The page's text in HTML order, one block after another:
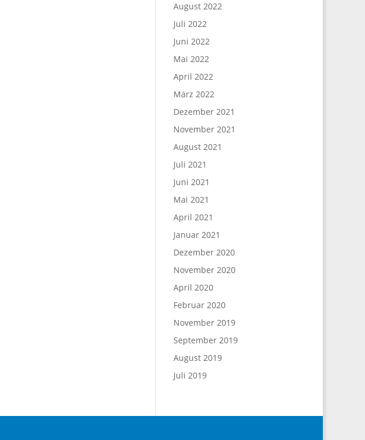
August 2022
Juli 2022
Juni 2022
Mai 2022
April 2022
März 2022
Dezember 2021
November 2021
August 2021
Juli 2021
Juni 2021
Mai 2021
April 2021
Januar 2021
Dezember 2020
November 2020
April 2020
Februar 2020
November 2019
September 2019
August 2019
Juli 2019